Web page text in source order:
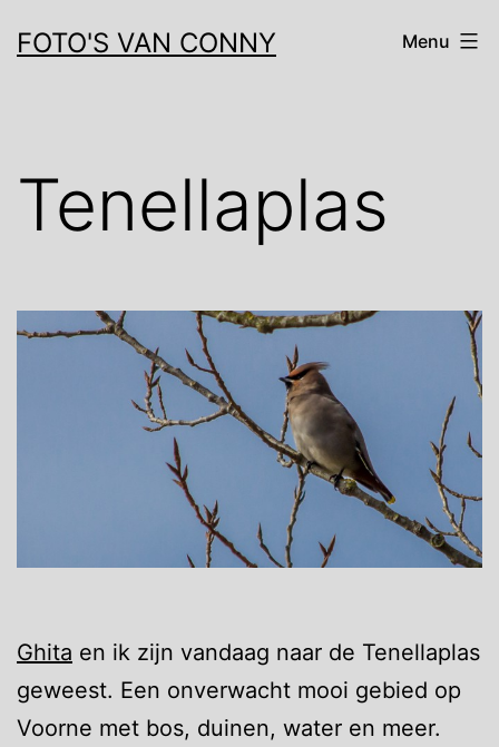
naar
FOTO'S VAN CONNY Menu
Tenellaplas
Ghita en ik zijn vandaag naar de Tenellaplas
geweest. Een onverwacht mooi gebied op
Voorne met bos, duinen, water en meer.